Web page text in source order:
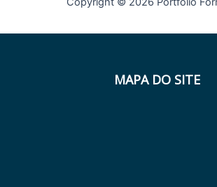
MAPA DO SITE